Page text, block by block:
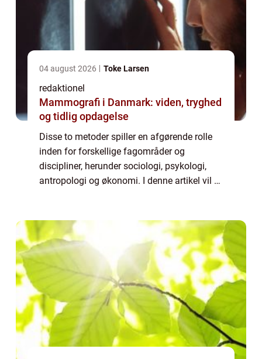
04 august 2026 Toke Larsen
redaktionel
Mammografi i Danmark: viden, tryghed
og tidlig opdagelse
Disse to metoder spiller en afgørende rolle
inden for forskellige fagområder og
discipliner, herunder sociologi, psykologi,
antropologi og økonomi. I denne artikel vil vi